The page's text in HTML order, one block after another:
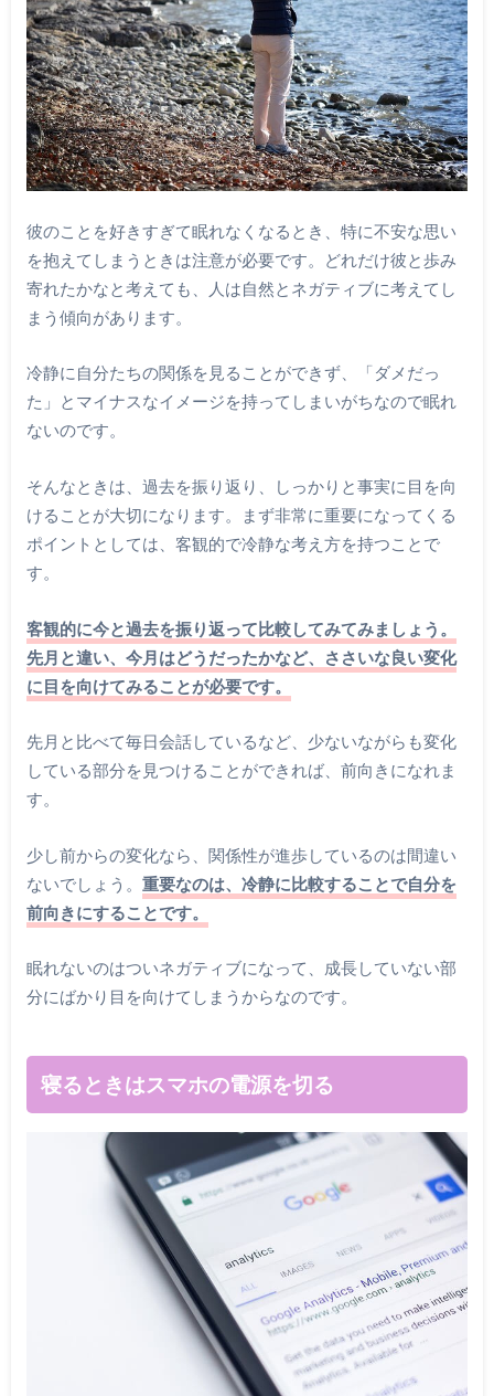
彼のことを好きすぎて眠れなくなるとき、特に不安な思い
を抱えてしまうときは注意が必要です。どれだけ彼と歩み
寄れたかなと考えても、人は自然とネガティブに考えてし
まう傾向があります。
冷静に自分たちの関係を見ることができず、「ダメだっ
た」とマイナスなイメージを持ってしまいがちなので眠れ
ないのです。
そんなときは、過去を振り返り、しっかりと事実に目を向
けることが大切になります。まず非常に重要になってくる
ポイントとしては、客観的で冷静な考え方を持つことで
す。
客観的に今と過去を振り返って比較してみてみましょう。
先月と違い、今月はどうだったかなど、ささいな良い変化
に目を向けてみることが必要です。
先月と比べて毎日会話しているなど、少ないながらも変化
している部分を見つけることができれば、前向きになれま
す。
少し前からの変化なら、関係性が進歩しているのは間違い
ないでしょう。 重要なのは、冷静に比較することで自分を
前向きにすることです。
眠れないのはついネガティブになって、成長していない部
分にばかり目を向けてしまうからなのです。
寝るときはスマホの電源を切る